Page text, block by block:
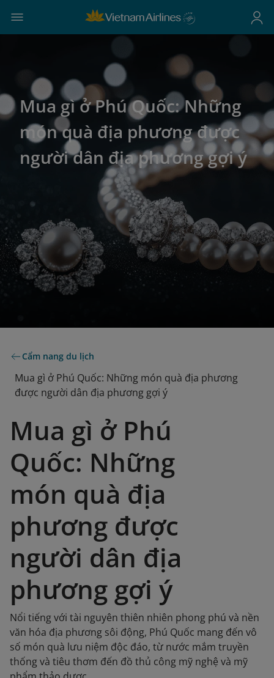
Mua gì ở Phú Quốc: Những
món quà địa phương được
người dân địa phương gợi ý
Cẩm nang du lịch
Mua gì ở Phú Quốc: Những món quà địa phương
được người dân địa phương gợi ý
Mua gì ở Phú
Quốc: Những
món quà địa
phương được
người dân địa
phương gợi ý
Nổi tiếng với tài nguyên thiên nhiên phong phú và nền
văn hóa địa phương sôi động, Phú Quốc mang đến vô
số món quà lưu niệm độc đáo, từ nước mắm truyền
thống và tiêu thơm đến đồ thủ công mỹ nghệ và mỹ